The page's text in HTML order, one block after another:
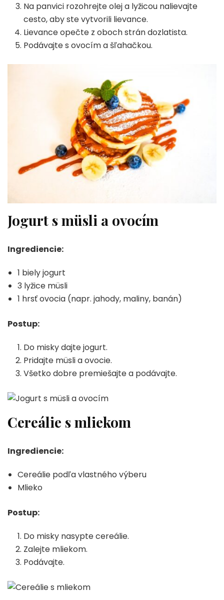
Na panvici rozohrejte olej a lyžicou nalievajte
cesto, aby ste vytvorili lievance.
Lievance opečte z oboch strán dozlatista.
Podávajte s ovocím a šľahačkou.
Jogurt s müsli a ovocím
Ingrediencie:
1 biely jogurt
3 lyžice müsli
1 hrsť ovocia (napr. jahody, maliny, banán)
Postup:
Do misky dajte jogurt.
Pridajte müsli a ovocie.
Všetko dobre premiešajte a podávajte.
Cereálie s mliekom
Ingrediencie:
Cereálie podľa vlastného výberu
Mlieko
Postup:
Do misky nasypte cereálie.
Zalejte mliekom.
Podávajte.